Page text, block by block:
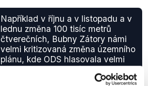
Například v říjnu a v listopadu a v
lednu změna 100 tisíc metrů
čtverečních, Bubny Zátory námi
velmi kritizovaná změna územního
plánu, kde ODS hlasovala velmi
podivně v mnoha případech. Ten
tisk byl třikrát předložen.